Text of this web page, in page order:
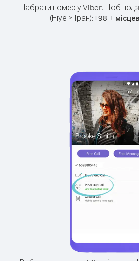
Набрати номер у Viber.Щоб
(Ніуе > Іран):+98 +